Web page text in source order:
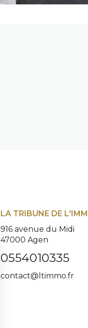
LA TRIBUNE DE
916 avenue du Midi
47000 Agen
0554010335
contact@ltimmo.fr